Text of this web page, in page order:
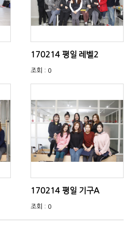
170214 평일 레벨2
조회 : 0
170214 평일 기구A
조회 : 0